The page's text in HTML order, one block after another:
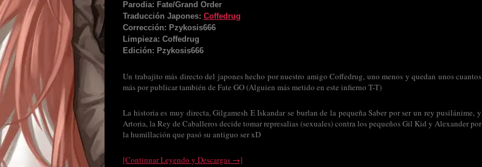
Parodia: Fate/Grand Order
Traducción Japones: Coffedrug
Corrección: Pzykosis666
Limpieza: Coffedrug
Edición: Pzykosis666
Un trabajito más directo del japones hecho por nuestro amigo Coffedrug, uno menos y quedan unos cuantos
más por publicar también de Fate GO (Alguien más metido en este infierno T-T)
La historia es muy directa, Gilgamesh E Iskandar se burlan de la pequeña Saber por ser un rey pusilánime, y
Artoria, la Rey de Caballeros decide tomar represalias (sexuales) contra los pequeños Gil Kid y Alexander por
la humillación que pasó su antiguo ser xD
[Continuar Leyendo y Descargas →]